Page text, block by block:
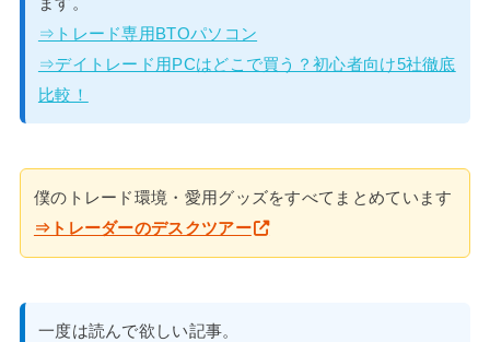
⇒トレード専用BTOパソコン
⇒デイトレード用PCはどこで買う？初心者向け5社徹底
比較！
僕のトレード環境・愛用グッズをすべてまとめています
⇒トレーダーのデスクツアー
一度は読んで欲しい記事。